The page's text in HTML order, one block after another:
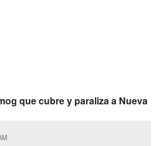
que cubre y paraliza a Nueva